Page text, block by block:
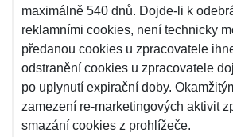
maximálně 540 dnů. Dojde-li k
reklamními cookies, není technicky
předanou cookies u zpracovatele
odstranění cookies u zpracovatele
po uplynutí expirační doby.
zamezení re-marketingových aktivit
smazání cookies z prohlížeče.